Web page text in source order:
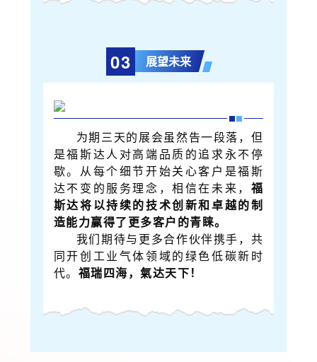
03 展望未来
为期三天的展会虽然告一段落，但
是福斯达人对高端品质的追求永不停
歇。从每个细节开始关心客户是福斯
达不变的服务理念，相信在未来， 福
斯达将以持续的技术创新和卓越的制
造能力赢得了更多客户的青睐。
我们期待与更多合作伙伴携手，共
同开创工业气体领域的绿色低碳新时
代。 福瑞四海，氣达天下！